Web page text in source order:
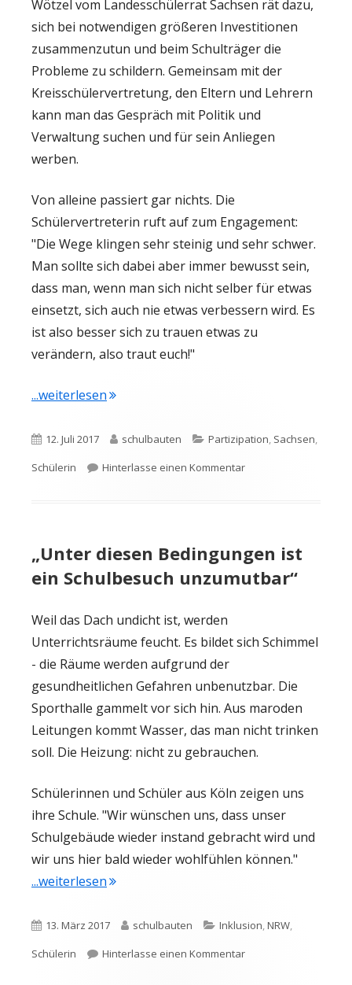
Wötzel vom Landesschülerrat Sachsen rät dazu,
sich bei notwendigen größeren Investitionen
zusammenzutun und beim Schulträger die
Probleme zu schildern. Gemeinsam mit der
Kreisschülervertretung, den Eltern und Lehrern
kann man das Gespräch mit Politik und
Verwaltung suchen und für sein Anliegen
werben.
Von alleine passiert gar nichts. Die
Schülervertreterin ruft auf zum Engagement:
"Die Wege klingen sehr steinig und sehr schwer.
Man sollte sich dabei aber immer bewusst sein,
dass man, wenn man sich nicht selber für etwas
einsetzt, sich auch nie etwas verbessern wird. Es
ist also besser sich zu trauen etwas zu
verändern, also traut euch!"
...weiterlesen"Schülerin rät zum Engagement: tut was,
Veröffentlicht
am
12. Juli 2017 Autor
schulbauten Kategorien
Partizipation, Sachsen,
Schülerin
Hinterlasse einen Kommentarzu Schülerin rät zum
„Unter diesen Bedingungen ist
ein Schulbesuch unzumutbar“
Weil das Dach undicht ist, werden
Unterrichtsräume feucht. Es bildet sich Schimmel
- die Räume werden aufgrund der
gesundheitlichen Gefahren unbenutzbar. Die
Sporthalle gammelt vor sich hin. Aus maroden
Leitungen kommt Wasser, das man nicht trinken
soll. Die Heizung: nicht zu gebrauchen.
Schülerinnen und Schüler aus Köln zeigen uns
ihre Schule. "Wir wünschen uns, dass unser
Schulgebäude wieder instand gebracht wird und
wir uns hier bald wieder wohlfühlen können."
...weiterlesen"„Unter diesen Bedingungen ist ein
Veröffentlicht
am
13. März 2017 Autor
schulbauten Kategorien
Inklusion,NRW,
Schülerin
Hinterlasse einen Kommentarzu „Unter diesen